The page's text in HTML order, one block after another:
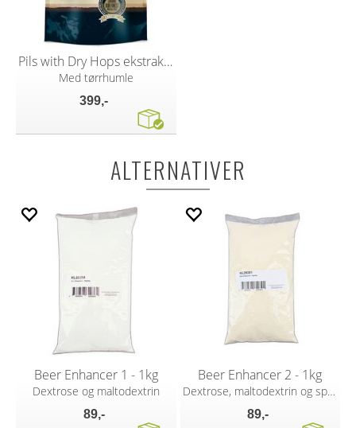
Pils with Dry Hops ekstraktsett
Med tørrhumle
399,-
ALTERNATIVER
Beer Enhancer 1 - 1kg
Dextrose og maltodextrin
89,-
Beer Enhancer 2 - 1kg
Dextrose, maltodextrin og spraymalt
89,-